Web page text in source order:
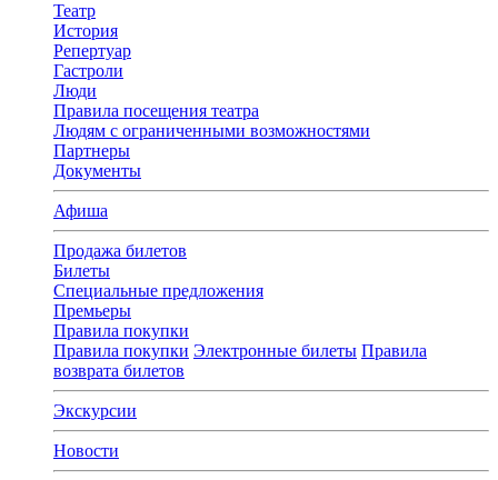
Театр
История
Репертуар
Гастроли
Люди
Правила посещения театра
Людям с ограниченными возможностями
Партнеры
Документы
Афиша
Продажа билетов
Билеты
Специальные предложения
Премьеры
Правила покупки
Правила покупки Электронные билеты Правила
возврата билетов
Экскурсии
Новости